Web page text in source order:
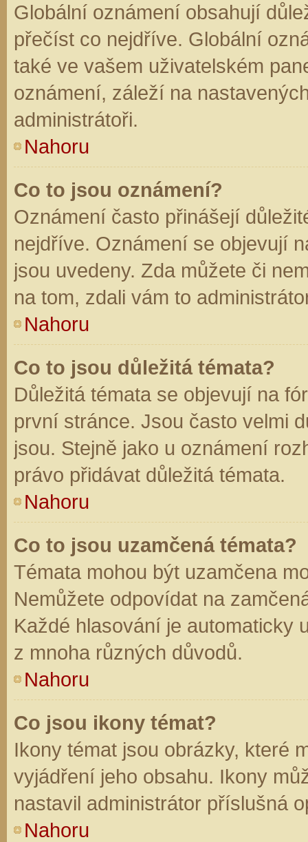
Globální oznámení obsahují
přečíst co nejdříve. Globální
také ve vašem uživatelském
oznámení, záleží na
administrátoři.
Nahoru
Co to jsou oznámení?
Oznámení často přinášejí
nejdříve. Oznámení se objevují
jsou uvedeny. Zda můžete či
na tom, zdali vám to
Nahoru
Co to jsou důležitá témata?
Důležitá témata se objevují na
první stránce. Jsou často velmi
jsou. Stejně jako u oznámení
právo přidávat důležitá témata.
Nahoru
Co to jsou uzamčená témata?
Témata mohou být uzamčena
Nemůžete odpovídat na
Každé hlasování je automaticky
z mnoha různých důvodů.
Nahoru
Co jsou ikony témat?
Ikony témat jsou obrázky, které
vyjádření jeho obsahu. Ikony
nastavil administrátor příslušná
Nahoru